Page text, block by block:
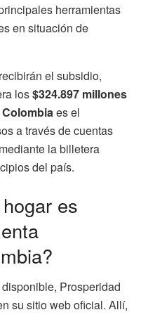
herramientas
en situación de
recibirán el subsidio,
los$324.897 millones
es el
a través de cuentas
la billetera
del país.
es
Prosperidad
su sitio web oficial. Allí,